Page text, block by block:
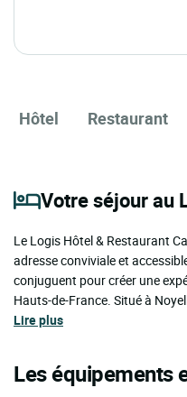
Hôtel Restaurant
Votre séjour au
Le Logis Hôtel & Restaurant
adresse conviviale et
conjuguent pour créer une
Hauts-de-France. Situé à
Lire plus
Les équipements